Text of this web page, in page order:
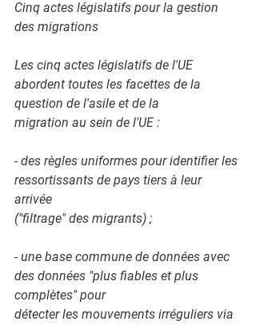
Cinq actes législatifs pour la gestion
des migrations
Les cinq actes législatifs de l'UE
abordent toutes les facettes de la
question de l'asile et de la
migration au sein de l'UE :
- des règles uniformes pour identifier les
ressortissants de pays tiers à leur
arrivée
("filtrage" des migrants) ;
- une base commune de données avec
des données "plus fiables et plus
complètes" pour
détecter les mouvements irréguliers via